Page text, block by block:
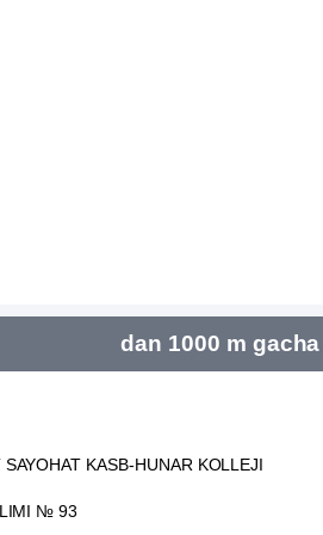
dan 1000 m
KASB-HUNAR KOLLEJI
№ 93